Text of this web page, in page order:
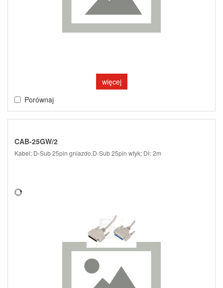
więcej
Porównaj
CAB-25GW/2
Kabel; D-Sub 25pin gniazdo,D-Sub 25pin wtyk; Dł: 2m